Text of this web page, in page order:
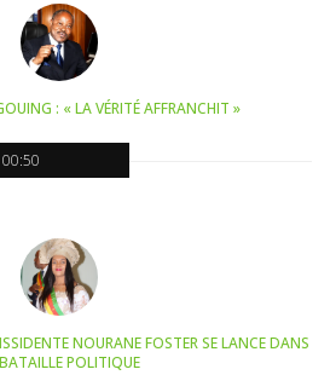
00:50
: « LA VÉRITÉ AFFRANCHIT »
NOURANE FOSTER SE LANCE DANS
POLITIQUE